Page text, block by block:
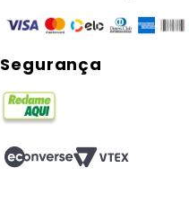
Segurança